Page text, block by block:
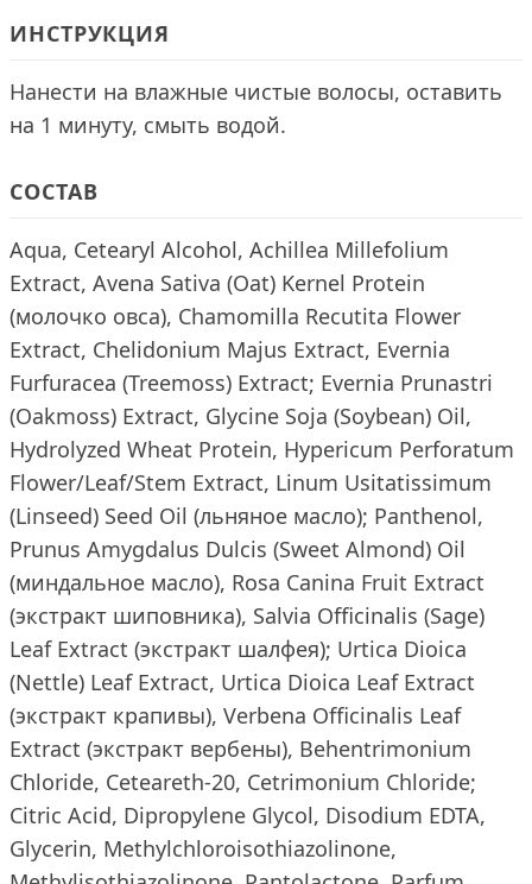
ИНСТРУКЦИЯ
Нанести на влажные чистые волосы, оставить
на 1 минуту, смыть водой.
СОСТАВ
Aqua, Cetearyl Alcohol, Achillea Millefolium
Extract, Avena Sativa (Oat) Kernel Protein
(молочко овса), Chamomilla Recutita Flower
Extract, Chelidonium Majus Extract, Evernia
Furfuracea (Treemoss) Extract; Evernia Prunastri
(Oakmoss) Extract, Glycine Soja (Soybean) Oil,
Hydrolyzed Wheat Protein, Hypericum Perforatum
Flower/Leaf/Stem Extract, Linum Usitatissimum
(Linseed) Seed Oil (льняное масло); Panthenol,
Prunus Amygdalus Dulcis (Sweet Almond) Oil
(миндальное масло), Rosa Canina Fruit Extract
(экстракт шиповника), Salvia Officinalis (Sage)
Leaf Extract (экстракт шалфея); Urtica Dioica
(Nettle) Leaf Extract, Urtica Dioica Leaf Extract
(экстракт крапивы), Verbena Officinalis Leaf
Extract (экстракт вербены), Behentrimonium
Chloride, Ceteareth-20, Cetrimonium Chloride;
Citric Acid, Dipropylene Glycol, Disodium EDTA,
Glycerin, Methylchloroisothiazolinone,